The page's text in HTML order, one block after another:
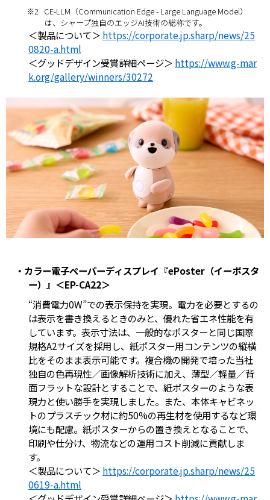
※2 CE-LLM（Communication Edge - Large Language Model）
は、シャープ独自のエッジAI技術の総称です。
＜製品について＞ https://corporate.jp.sharp/news/25
0820-a.html
＜グッドデザイン受賞詳細ページ＞ https://www.g-mar
k.org/gallery/winners/30272
・カラー電子ペーパーディスプレイ『ePoster（イーポスタ
ー）』＜EP-CA22＞
“消費電力0W”での表示保持を実現。電力を必要とするの
は表示を書き換えるときのみと、優れた省エネ性能を有
しています。表示寸法は、一般的なポスターと同じ国際
規格A2サイズを採用し、紙ポスター用コンテンツの縦横
比をそのまま表示可能です。複合機の開発で培った当社
独自の色再現性／画像解析技術に加え、薄型／軽量／背
面フラットな設計とすることで、紙ポスターのような表
現力と使い勝手を実現しました。また、本体キャビネッ
トのプラスチック材に約50%の再生材を使用するなど環
境にも配慮。紙ポスターからの置き換えとなることで、
印刷や仕分け、物流などの運用コスト削減に貢献しま
す。
＜製品について＞ https://corporate.jp.sharp/news/25
0619-a.html